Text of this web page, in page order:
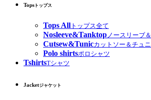
Tops トップス
Tops All トップス全て
Nosleeve&Tanktop ノースリーブ
Cutsew&Tunicカットソー＆チュ
Polo shirtsポロシャツ
TshirtsTシャツ
Jacketジャケット